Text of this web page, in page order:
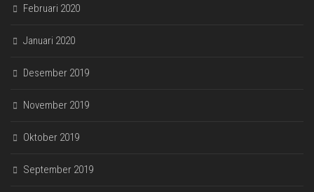
Februari 2020
Januari 2020
Desember 2019
November 2019
Oktober 2019
September 2019